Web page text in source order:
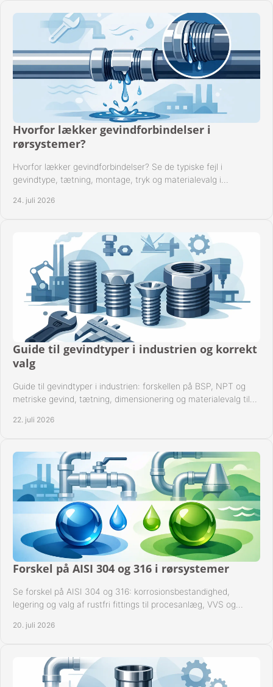
Hvorfor lækker gevindforbindelser i
rørsystemer?
Hvorfor lækker gevindforbindelser? Se de typiske fejl i
gevindtype, tætning, montage, tryk og materialevalg i
24. juli 2026
Guide til gevindtyper i industrien og korrekt
valg
Guide til gevindtyper i industrien: forskellen på BSP, NPT og
metriske gevind, tætning, dimensionering og materialevalg til
22. juli 2026
Forskel på AISI 304 og 316 i rørsystemer
Se forskel på AISI 304 og 316: korrosionsbestandighed,
legering og valg af rustfri fittings til procesanlæg, VVS og
20. juli 2026